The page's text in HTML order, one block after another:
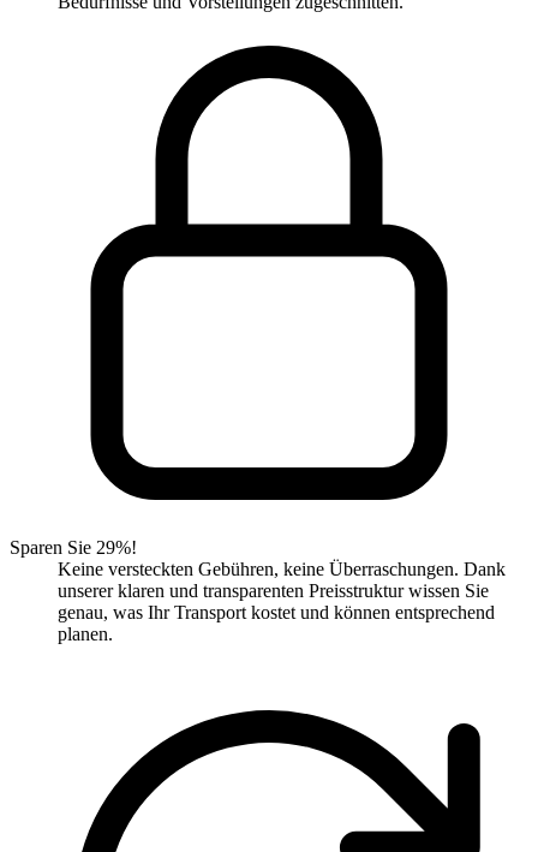
Sparen Sie 29%!
Keine versteckten Gebühren, keine Überraschungen. Dank
unserer klaren und transparenten Preisstruktur wissen Sie
genau, was Ihr Transport kostet und können entsprechend
planen.